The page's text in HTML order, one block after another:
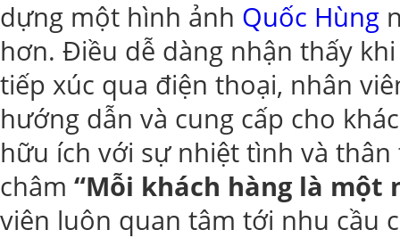
dựng một hình ảnh Quốc Hùng
hơn. Điều dễ dàng nhận thấy
tiếp xúc qua điện thoại, nhân
hướng dẫn và cung cấp cho
hữu ích với sự nhiệt tình và
châm “Mỗi khách hàng là một
viên luôn quan tâm tới nhu cầu